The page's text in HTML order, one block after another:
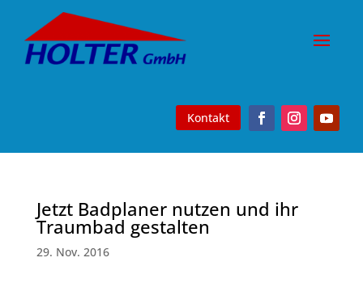
Kontakt
Jetzt Badplaner nutzen und ihr
Traumbad gestalten
29. Nov. 2016